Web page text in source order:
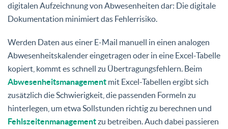
digitalen Aufzeichnung von Abwesenheiten dar: Die digitale
Dokumentation minimiert das Fehlerrisiko.
Werden Daten aus einer E-Mail manuell in einen analogen
Abwesenheitskalender eingetragen oder in eine Excel-Tabelle
kopiert, kommt es schnell zu Übertragungsfehlern. Beim
Abwesenheitsmanagement mit Excel-Tabellen ergibt sich
zusätzlich die Schwierigkeit, die passenden Formeln zu
hinterlegen, um etwa Sollstunden richtig zu berechnen und
Fehlszeitenmanagementzu betreiben. Auch dabei passieren